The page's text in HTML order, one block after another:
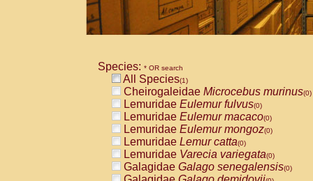
Species: * OR search
All Species(1)
Cheirogaleidae Microcebus murinus(0)
Lemuridae Eulemur fulvus(0)
Lemuridae Eulemur macaco(0)
Lemuridae Eulemur mongoz(0)
Lemuridae Lemur catta(0)
Lemuridae Varecia variegata(0)
Galagidae Galago senegalensis(0)